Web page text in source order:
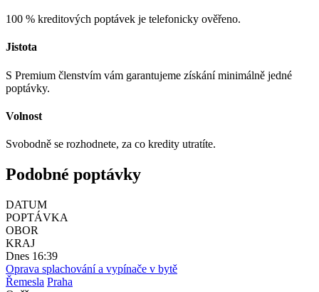
100 % kreditových poptávek je telefonicky ověřeno.
Jistota
S Premium členstvím vám garantujeme získání minimálně jedné
poptávky.
Volnost
Svobodně se rozhodnete, za co kredity utratíte.
Podobné poptávky
DATUM
POPTÁVKA
OBOR
KRAJ
Dnes 16:39
Oprava splachování a vypínače v bytě
Řemesla Praha